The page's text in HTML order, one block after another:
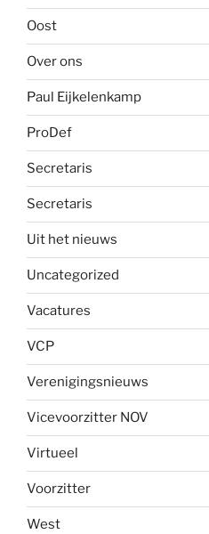
Oost
Over ons
Paul Eijkelenkamp
ProDef
Secretaris
Secretaris
Uit het nieuws
Uncategorized
Vacatures
VCP
Verenigingsnieuws
Vicevoorzitter NOV
Virtueel
Voorzitter
West